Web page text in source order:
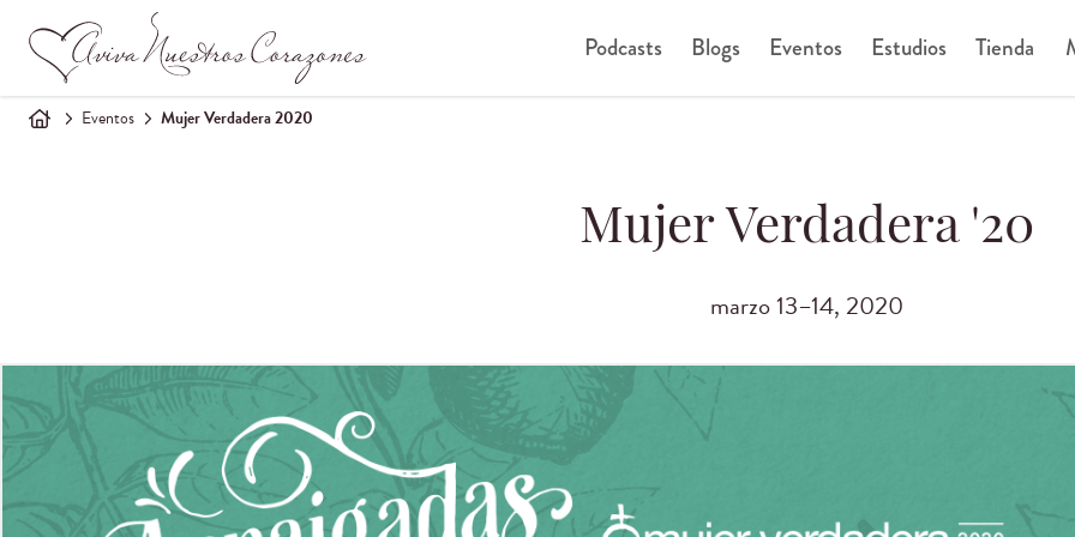
Podcasts Blogs Eventos Estudios Tienda
Eventos Mujer Verdadera 2020
Mujer Verdadera '20
marzo 13–14, 2020